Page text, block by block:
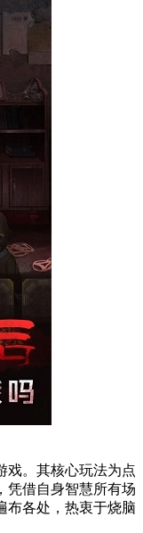
戏。其核心玩法为点
凭借自身智慧所有场
布各处，热衷于烧脑